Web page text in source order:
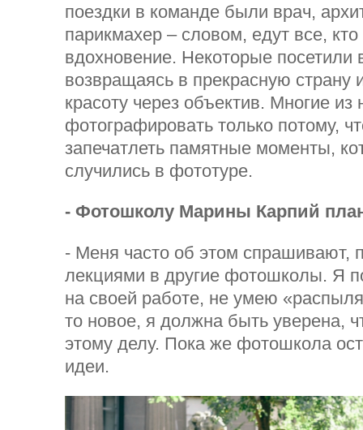
поездки в команде были врач,
парикмахер – словом, едут все, кто
вдохновение. Некоторые посетили
возвращаясь в прекрасную страну
красоту через объектив. Многие из
фотографировать только потому,
запечатлеть памятные моменты,
случились в фототуре.
- Фотошколу Марины Карпий
- Меня часто об этом спрашивают,
лекциями в другие фотошколы. Я
на своей работе, не умею
то новое, я должна быть уверена,
этому делу. Пока же фотошкола
идеи.